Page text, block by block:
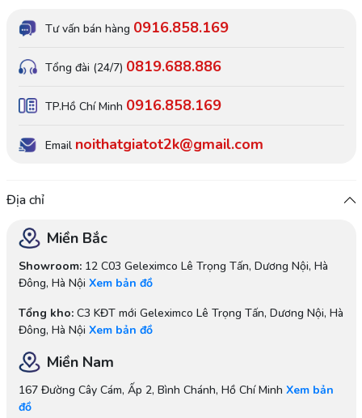
Tư vấn bán hàng 0916.858.169
Tổng đài (24/7) 0819.688.886
TP.Hồ Chí Minh 0916.858.169
Email noithatgiatot2k@gmail.com
Địa chỉ
Miền Bắc
Showroom:12 C03 Geleximco Lê Trọng Tấn, Dương Nội, Hà
Đông, Hà Nội Xem bản đồ
Tổng kho:C3 KĐT mới Geleximco Lê Trọng Tấn, Dương Nội, Hà
Đông, Hà Nội Xem bản đồ
Miền Nam
167 Đường Cây Cám, Ấp 2, Bình Chánh, Hồ Chí Minh Xem bản
đồ